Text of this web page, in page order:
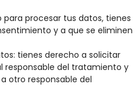
procesar tus datos, tienes
y a que se eliminen
tienes derecho a solicitar
responsable del tratamiento y
otro responsable del